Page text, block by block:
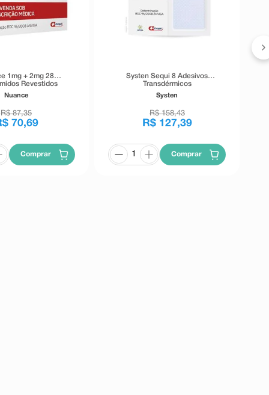
1mg + 2mg 28
Revestidos
Nuance
R$ 87,35
70,69
Comprar
Systen Sequi 8 Adesivos
Transdérmicos
Systen
R$ 158,43
R$ 127,39
Comprar